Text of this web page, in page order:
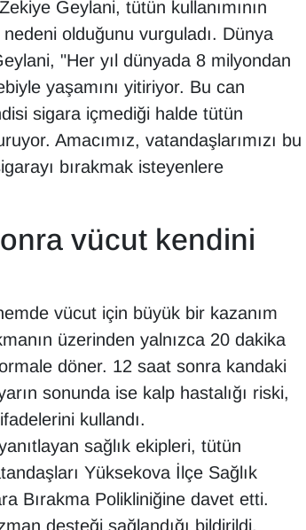
Geylani, tütün kullanımının
olduğunu vurguladı. Dünya
"Her yıl dünyada 8 milyondan
yaşamını yitiriyor. Bu can
sigara içmediği halde tütün
Amacımız, vatandaşlarımızı bu
bırakmak isteyenlere
vücut kendini
vücut için büyük bir kazanım
üzerinden yalnızca 20 dakika
döner. 12 saat sonra kandaki
sonunda ise kalp hastalığı riski,
kullandı.
sağlık ekipleri, tütün
Yüksekova İlçe Sağlık
Bırakma Polikliniğine davet etti.
desteği sağlandığı bildirildi.